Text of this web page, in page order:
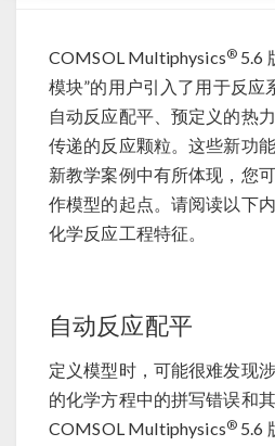
COMSOL Multiphysics® 5.6
模块”的用户引入了用于反应
自动反应配平、预定义的热
传递的反应颗粒。这些新功
新教学案例中有所体现，您
作模型的起点。请阅读以下
化学反应工程特征。
自动反应配平
定义模型时，可能很难发现
的化学方程中的拼写错误和其
COMSOL Multiphysics® 5.6